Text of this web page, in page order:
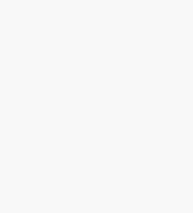
повышенную
потому что имеют